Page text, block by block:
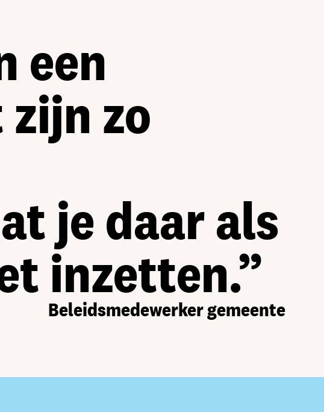
een
zo
je daar als
inzetten.”
Beleidsmedewerker gemeente